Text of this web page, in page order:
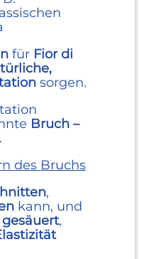
für Fior di
sorgen.
Bruch –
.
des Bruchs
,
kann, und
,